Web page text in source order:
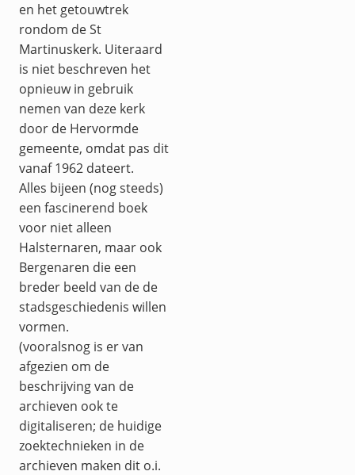
en het getouwtrek
rondom de St
Martinuskerk. Uiteraard
is niet beschreven het
opnieuw in gebruik
nemen van deze kerk
door de Hervormde
gemeente, omdat pas dit
vanaf 1962 dateert.
Alles bijeen (nog steeds)
een fascinerend boek
voor niet alleen
Halsternaren, maar ook
Bergenaren die een
breder beeld van de de
stadsgeschiedenis willen
vormen.
(vooralsnog is er van
afgezien om de
beschrijving van de
archieven ook te
digitaliseren; de huidige
zoektechnieken in de
archieven maken dit o.i.